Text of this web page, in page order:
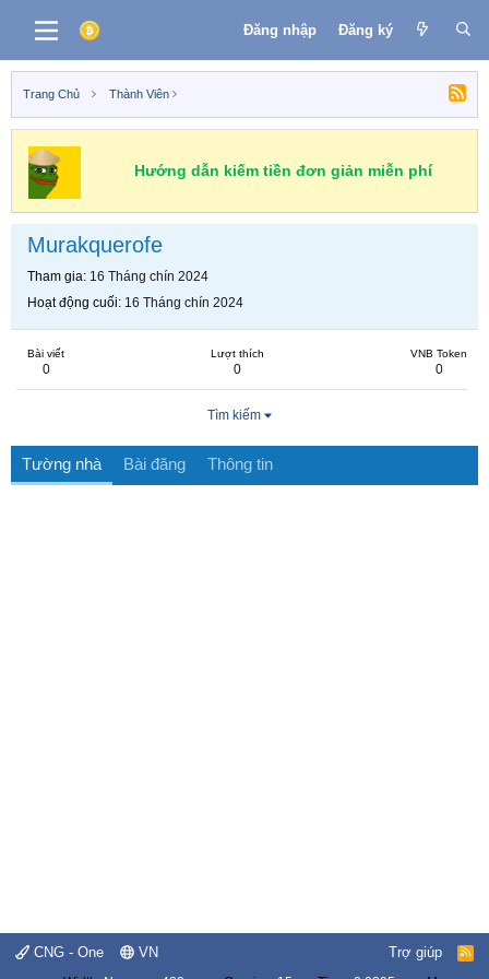
Đăng nhập Đăng ký
Trang Chủ Thành Viên
Hướng dẫn kiếm tiền đơn giản miễn phí
Murakquerofe
Tham gia 16 Tháng chín 2024
Hoạt động cuối 16 Tháng chín 2024
Bài viết
0
Lượt thích
0
VNB Token
0
Tìm kiếm
Tường nhà Bài đăng Thông tin
CNG - One VN Trợ giúp
R